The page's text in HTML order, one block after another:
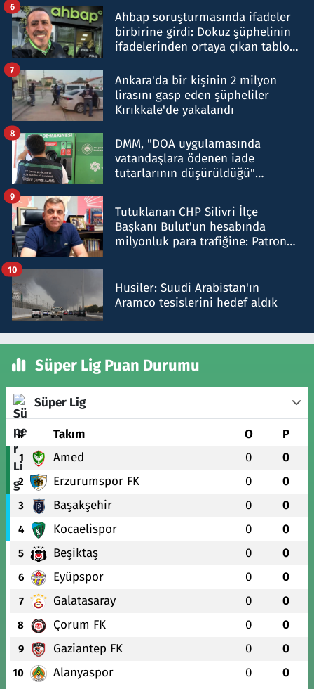
Ahbap soruşturmasında ifadeler
birbirine girdi: Dokuz şüphelinin
ifadelerinden ortaya çıkan tablo
6
Ankara'da bir kişinin 2 milyon
lirasını gasp eden şüpheliler
Kırıkkale'de yakalandı
7
DMM, "DOA uygulamasında
vatandaşlara ödenen iade
tutarlarının düşürüldüğü"
8
Tutuklanan CHP Silivri İlçe
Başkanı Bulut'un hesabında
milyonluk para trafiğine: Patron
9
Husiler: Suudi Arabistan'ın
Aramco tesislerini hedef aldık
10
Süper Lig Puan Durumu
Süper Lig
# Takım O P
1 Amed 0 0
2 Erzurumspor FK 0 0
3 Başakşehir 0 0
4 Kocaelispor 0 0
5 Beşiktaş 0 0
6 Eyüpspor 0 0
7 Galatasaray 0 0
8 Çorum FK 0 0
9 Gaziantep FK 0 0
10 Alanyaspor 0 0